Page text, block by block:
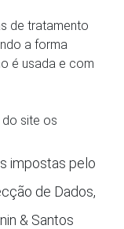
de tratamento
a forma
é usada e com
site os
impostas pelo
de Dados,
& Santos